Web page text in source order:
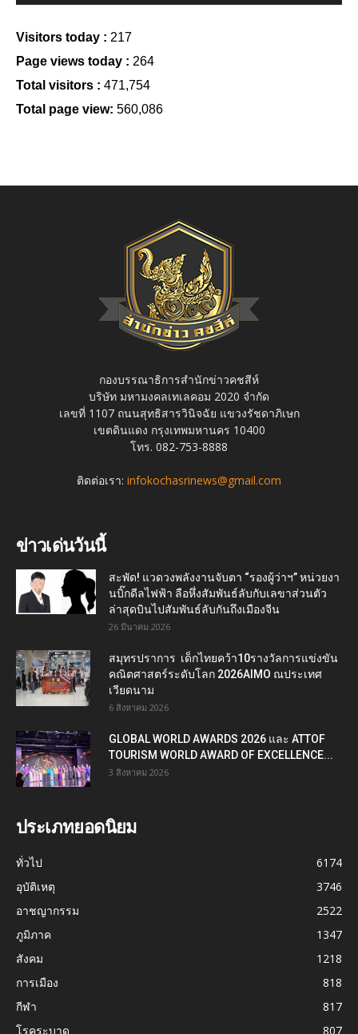
Visitors today : 217
Page views today : 264
Total visitors : 471,754
Total page view: 560,086
กองบรรณาธิการสำนักข่าวคชสีห์
บริษัท มหามงคลเทเลคอม 2020 จำกัด
เลขที่ 1107 ถนนสุทธิสารวินิจฉัย แขวงรัชดาภิเษก
เขตดินแดง กรุงเทพมหานคร 10400
โทร. 082-753-8888
ติดต่อเรา: infokochasrinews@gmail.com
ข่าวเด่นวันนี้
สะพัด! แวดวงพลังงานจับตา “รองผู้ว่าฯ” หน่วยงา
นบิ๊กดีลไฟฟ้า ลือหึ่งสัมพันธ์ลับกับเลขาส่วนตัว
ล่าสุดบินไปสัมพันธ์ลับกันถึงเมืองจีน
26 มีนาคม 2026
สมุทรปราการ เด็กไทยคว้า10รางวัลการแข่งขัน
คณิตศาสตร์ระดับโลก 2026AIMO ณประเทศ
เวียดนาม
6 สิงหาคม 2026
GLOBAL WORLD AWARDS 2026 และ ATTOF
TOURISM WORLD AWARD OF EXCELLENCE...
3 สิงหาคม 2026
ประเภทยอดนิยม
ทั่วไป
6174
อุบัติเหตุ
3746
อาชญากรรม
2522
ภูมิภาค
1347
สังคม
1218
การเมือง
818
กีฬา
817
โรคระบาด
807